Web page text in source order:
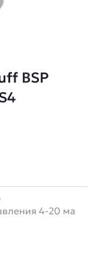
BSP
4-20 ма